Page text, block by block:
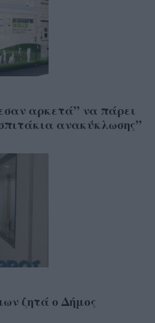
αρκετά” να πάρει
ανακύκλωσης”
ζητά ο Δήμος